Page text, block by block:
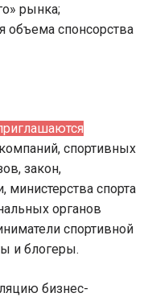
рынка;
объема спонсорства
спортивных
закон,
министерства спорта
органов
спортивной
и блогеры.
бизнес-